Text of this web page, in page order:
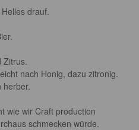
drauf.
Zitrus.
nach Honig, dazu zitronig.
herber.
wie wir Craft production
schmecken würde.